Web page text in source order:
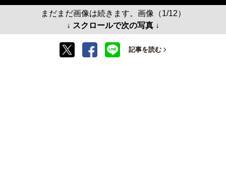
まだまだ画像は続きます。画像（1/12）
↓ スクロールで次の写真 ↓
記事を読む